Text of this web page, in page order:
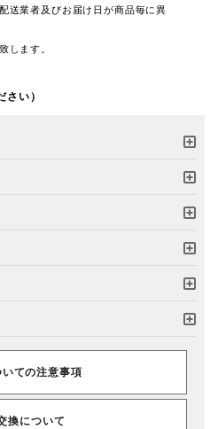
送業者及びお届け日が商品毎に異
します。
さい）
ての注意事項
換について